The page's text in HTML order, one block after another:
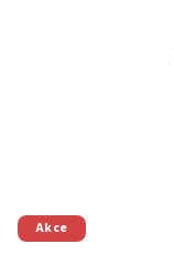
Akce